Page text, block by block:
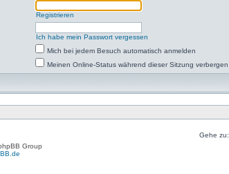
Registrieren
Ich habe mein Passwort vergessen
Mich bei jedem Besuch automatisch anmelden
Meinen Online-Status während dieser Sitzung verbergen
Gehe zu:
Group